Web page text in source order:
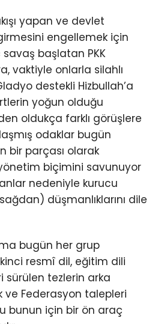
yapan ve devlet
engellemek için
başlatan PKK
vaktiyle onlarla silahlı
destekli Hizbullah’a
yoğun olduğu
oldukça farklı görüşlere
odaklar bugün
bir parçası olarak
biçimini savunuyor
nedeniyle kurucu
düşmanlıklarını dile
bugün her grup
resmî dil, eğitim dili
sürülen tezlerin arka
ve Federasyon talepleri
bunun için bir ön araç